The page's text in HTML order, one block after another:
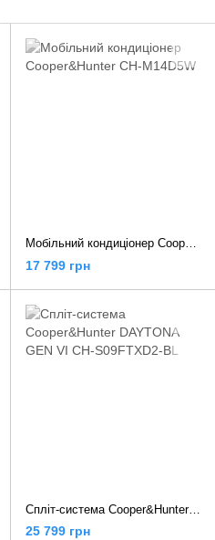
Мобільний кондиціонер Cooper&Hunter CH-M14D5W
17 799 грн
Спліт-система Cooper&Hunter DAYTONA GEN VI CH-S09FTXD2-BL
25 799 грн